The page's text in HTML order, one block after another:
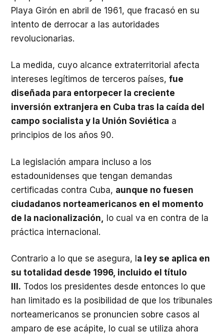
Playa Girón en abril de 1961, que fracasó en su
intento de derrocar a las autoridades
revolucionarias.
La medida, cuyo alcance extraterritorial afecta
intereses legítimos de terceros países, fue
diseñada para entorpecer la creciente
inversión extranjera en Cuba tras la caída del
campo socialista y la Unión Soviética a
principios de los años 90.
La legislación ampara incluso a los
estadounidenses que tengan demandas
certificadas contra Cuba, aunque no fuesen
ciudadanos norteamericanos en el momento
de la nacionalización,
lo cual va en contra de la
práctica internacional.
Contrario a lo que se asegura, l a ley se aplica en
su totalidad desde 1996, incluido el título
III. Todos los presidentes desde entonces lo que
han limitado es la posibilidad de que los tribunales
norteamericanos se pronuncien sobre casos al
amparo de ese acápite, lo cual se utiliza ahora